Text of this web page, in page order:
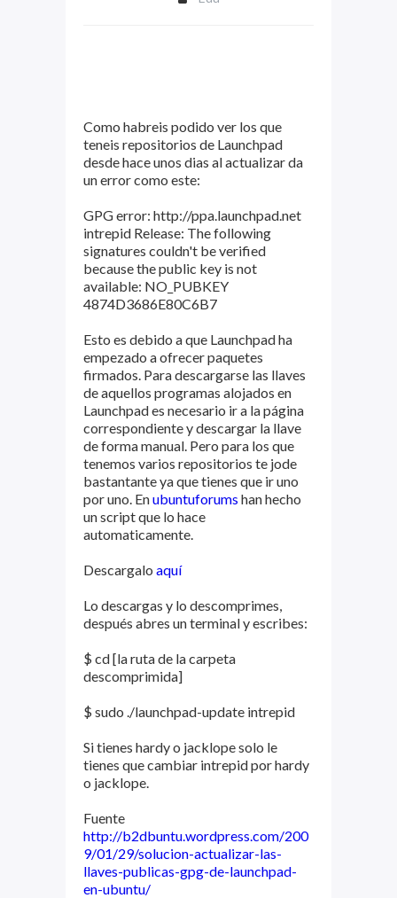
Como habreis podido ver los que
teneis repositorios de Launchpad
desde hace unos dias al actualizar da
un error como este:
GPG error: http://ppa.launchpad.net
intrepid Release: The following
signatures couldn't be verified
because the public key is not
available: NO_PUBKEY
4874D3686E80C6B7
Esto es debido a que Launchpad ha
empezado a ofrecer paquetes
firmados. Para descargarse las llaves
de aquellos programas alojados en
Launchpad es necesario ir a la página
correspondiente y descargar la llave
de forma manual. Pero para los que
tenemos varios repositorios te jode
bastantante ya que tienes que ir uno
por uno. Enubuntuforums han hecho
un script que lo hace
automaticamente.
Descargalo aquí
Lo descargas y lo descomprimes,
después abres un terminal y escribes:
$ cd [la ruta de la carpeta
descomprimida]
$ sudo ./launchpad-update intrepid
Si tienes hardy o jacklope solo le
tienes que cambiar intrepid por hardy
o jacklope.
Fuente
http://b2dbuntu.wordpress.com/200
9/01/29/solucion-actualizar-las-
llaves-publicas-gpg-de-launchpad-
en-ubuntu/